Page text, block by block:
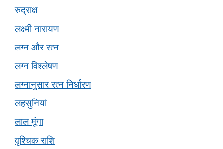
रुद्राक्ष
लक्ष्मी नारायण
लग्न और रत्न
लग्न विश्लेषण
लग्नानुसार रत्न निर्धारण
लहसुनियां
लाल मूंगा
वृश्चिक राशि